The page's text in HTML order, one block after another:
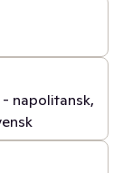
napolitansk,